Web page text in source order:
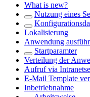
What is new?
Nutzung eines
Lokalisierung
Anwendung
Startparamter
Verteilung der
Aufruf via
E-Mail Template
Inbetriebnahme